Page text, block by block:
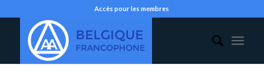
Accès pour les membres